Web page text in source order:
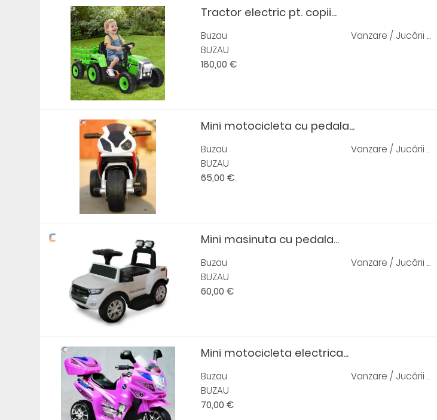
Tractor electric pt. copii...
Buzau
BUZAU
180,00 €
Vanzare / Jucării ...
Mini motocicleta cu pedala...
Buzau
BUZAU
65,00 €
Vanzare / Jucării ...
Mini masinuta cu pedala...
Buzau
BUZAU
60,00 €
Vanzare / Jucării ...
Mini motocicleta electrica...
Buzau
BUZAU
70,00 €
Vanzare / Jucării ...